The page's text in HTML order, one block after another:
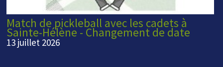
Match de pickleball avec les cadets à
Sainte-Hélène - Changement de date
13 juillet 2026